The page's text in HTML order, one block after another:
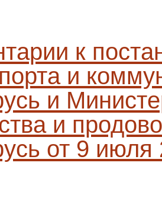
к
и
и
и
от 9